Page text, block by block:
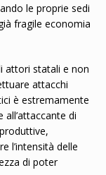
le proprie sedi
fragile economia
attori statali e non
attacchi
è estremamente
di
l’intensità delle
di poter